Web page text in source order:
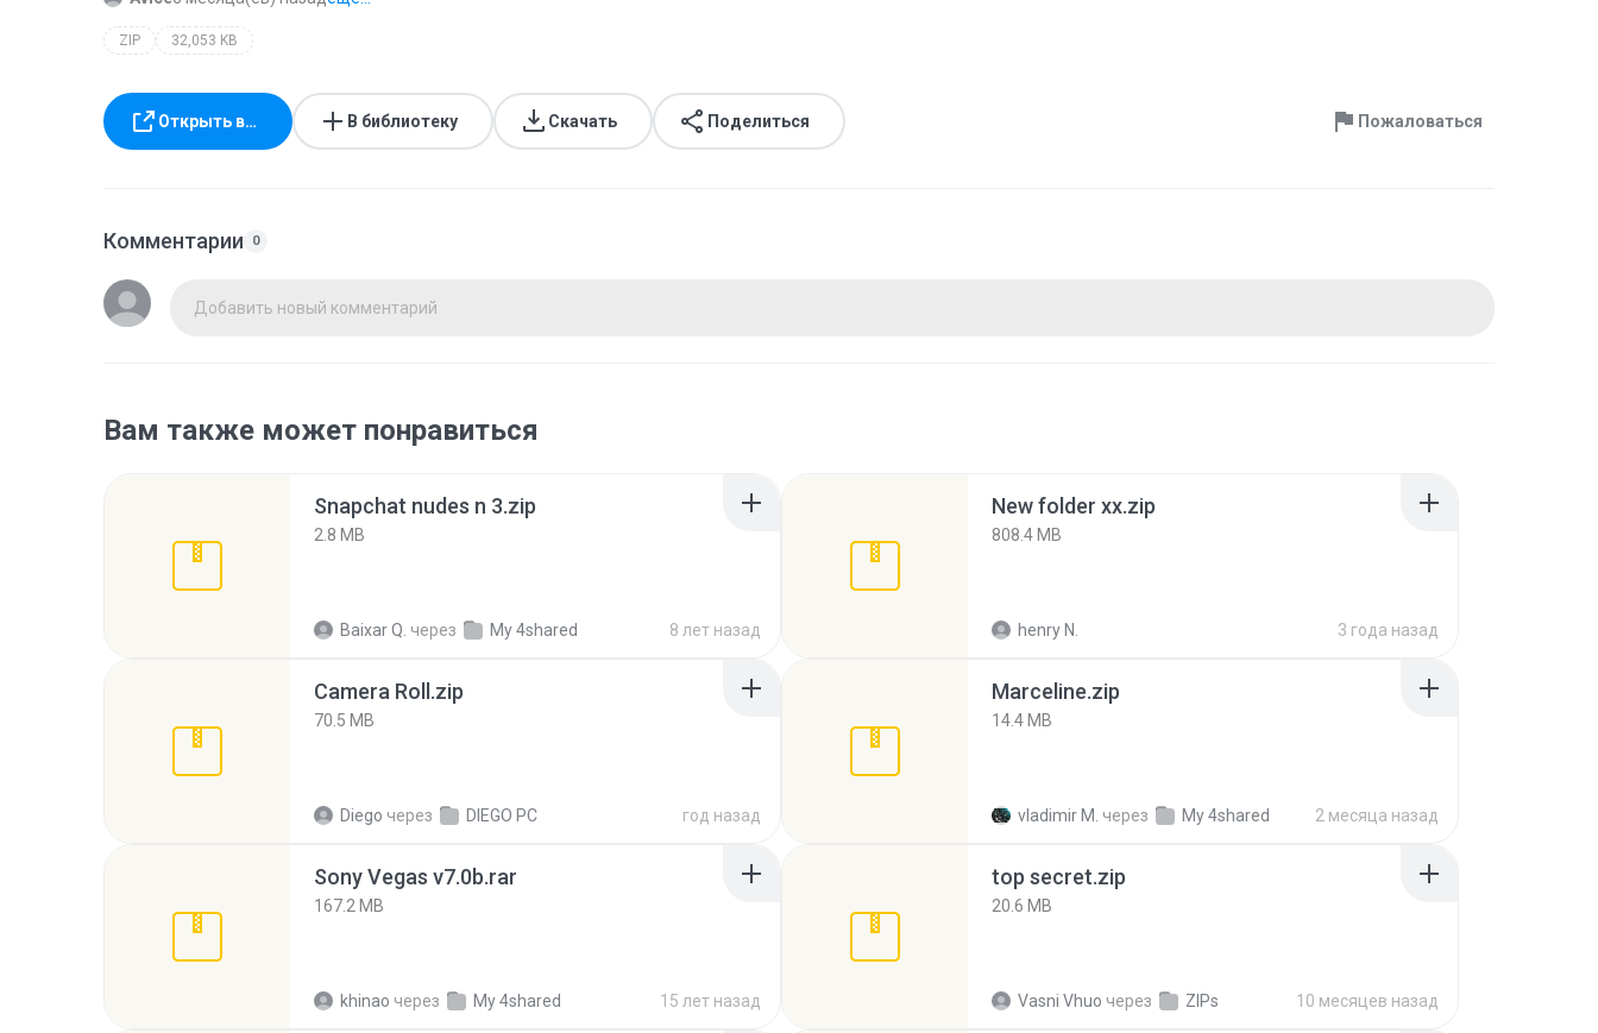
ZIP 32,053 KB
Открыть в… В библиотеку Скачать Поделиться Пожаловаться
Комментарии 0
Добавить новый комментарий
Вам также может понравиться
Snapchat nudes n 3.zip
2.8 MB
Baixar Q. через My 4shared 8 лет назад
New folder xx.zip
808.4 MB
henry N. 3 года назад
Camera Roll.zip
70.5 MB
Diego через DIEGO PC год назад
Marceline.zip
14.4 MB
vladimir M. через My 4shared 2 месяца назад
Sony Vegas v7.0b.rar
167.2 MB
khinao через My 4shared 15 лет назад
top secret.zip
20.6 MB
Vasni Vhuo через ZIPs 10 месяцев назад